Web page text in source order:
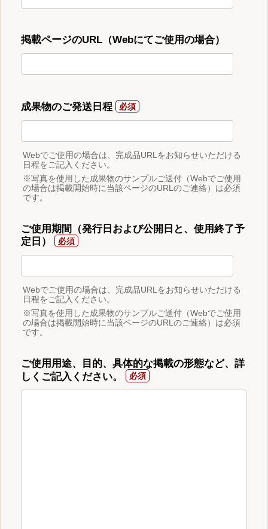
掲載ページのURL（Webにてご使用の場合）
成果物のご発送日程
Webでご使用の場合は、完成品URLをお知らせいただける
日程をご記入ください。
※写真を使用した成果物のサンプルご送付（Webでご使用
の場合は掲載開始時に当該ページのURLのご連絡）は必須
です。
ご使用期間（発行日および公開日と、使用終了予
定日）
Webでご使用の場合は、完成品URLをお知らせいただける
日程をご記入ください。
※写真を使用した成果物のサンプルご送付（Webでご使用
の場合は掲載開始時に当該ページのURLのご連絡）は必須
です。
ご使用用途、目的、具体的な掲載の形態など、詳
しくご記入ください。